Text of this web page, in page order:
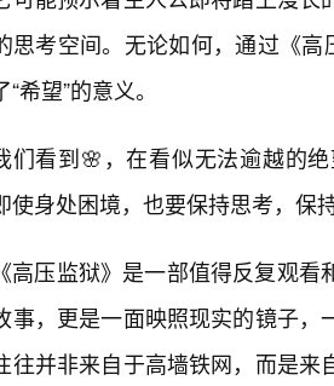
思考空间。无论如何，通过《
希望”的意义。
们看到🌸，在看似无法逾越的
使身处困境，也要保持思考，保
《高压监狱》是一部值得反复观
事，更是一面映照现实的镜子
往并非来自于高墙铁网，而是